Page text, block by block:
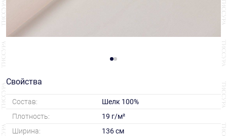
Свойства
Состав:
Шелк 100%
Плотность:
19 г/м²
Ширина:
136 см